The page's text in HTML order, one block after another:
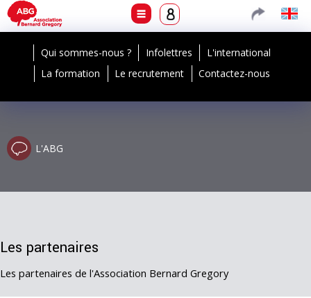
Qui sommes-nous ? Infolettres
L'international
La formation
Le recrutement Contactez-nous
L'ABG
Les partenaires
Les partenaires de l'Association Bernard Gregory